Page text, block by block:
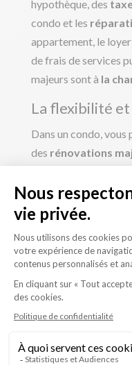
hypothèque, des
condo et les
appartement, le
de frais de services
majeurs sont à la
La flexibilité
Dans un condo,
des rénovations
unité (avec
copropriété). En
restreintes. Le
l’autorisation
pour
comme peindre.
En condo, les
par le syndicat et
décidées